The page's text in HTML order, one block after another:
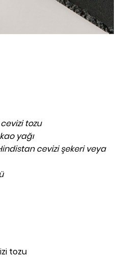
tozu
yağı
cevizi şekeri veya
tozu